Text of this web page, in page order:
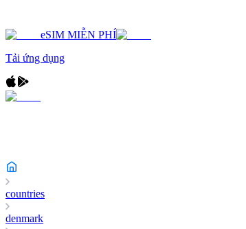
eSIM MIỄN PHÍ
Tải ứng dụng
countries
denmark